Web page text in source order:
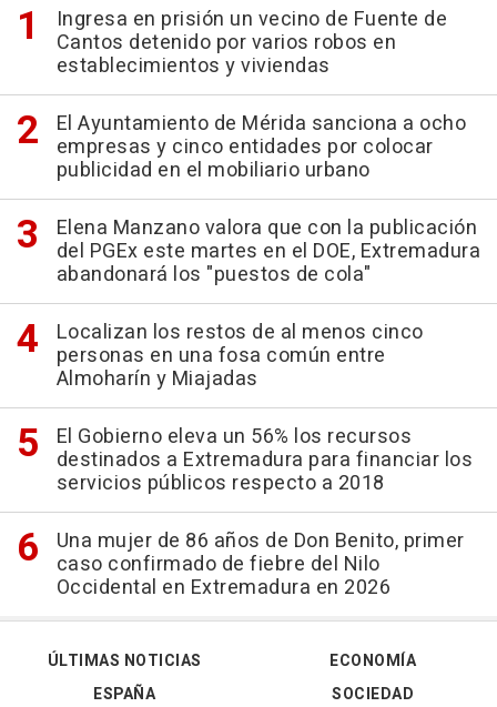
Ingresa en prisión un vecino de Fuente de
Cantos detenido por varios robos en
establecimientos y viviendas
El Ayuntamiento de Mérida sanciona a ocho
empresas y cinco entidades por colocar
publicidad en el mobiliario urbano
Elena Manzano valora que con la publicación
del PGEx este martes en el DOE, Extremadura
abandonará los "puestos de cola"
Localizan los restos de al menos cinco
personas en una fosa común entre
Almoharín y Miajadas
El Gobierno eleva un 56% los recursos
destinados a Extremadura para financiar los
servicios públicos respecto a 2018
Una mujer de 86 años de Don Benito, primer
caso confirmado de fiebre del Nilo
Occidental en Extremadura en 2026
ÚLTIMAS NOTICIAS
ESPAÑA
ECONOMÍA
SOCIEDAD